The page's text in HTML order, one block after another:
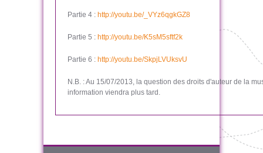
Partie 4 : http://youtu.be/_VYz6qgkGZ8
Partie 5 : http://youtu.be/K5sM5sftf2k
Partie 6 : http://youtu.be/SkpjLVUksvU
N.B. : Au 15/07/2013, la question des droits d'auteur de la
information viendra plus tard.